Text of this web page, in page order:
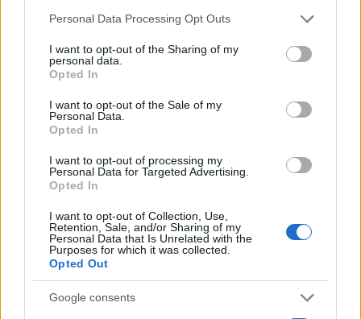
Please note that this website/app uses one or more Google
not limited to your visit or usage behaviour. You may click to
grant or deny consent to Google and its third-party tags to
use your data for below specified purposes in below Google
consent section.
Personal Data Processing Opt Outs
I want to opt-out of the Sharing of my
personal data.
Opted In
I want to opt-out of the Sale of my
Personal Data.
Opted In
I want to opt-out of processing my
Personal Data for Targeted Advertising.
Opted In
I want to opt-out of Collection, Use,
Retention, Sale, and/or Sharing of my
Personal Data that Is Unrelated with the
Purposes for which it was collected.
Opted Out
Google consents
CIENCIA Y TECNOLOGÍA
Cómo elegir una carrera STEAM: perfiles
emergentes y competencias clave